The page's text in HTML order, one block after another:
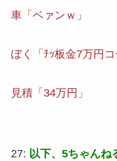
車「ベァンｗ」
ぼく「ﾁｯ板金7万円コ
見積「34万円」
27: 以下、5ちゃんね